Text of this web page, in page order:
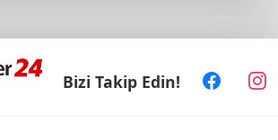
Balıkesir’de kıyılar anlık takip ediliyor
Bizi Takip Edin!